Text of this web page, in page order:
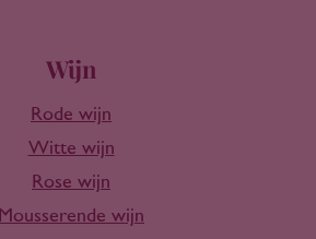
Wijn
Rode wijn
Witte wijn
Rose wijn
Mousserende wijn